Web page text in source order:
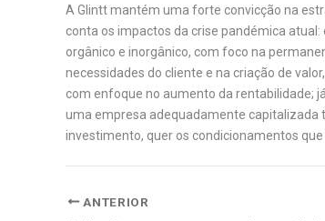
A Glintt mantém uma forte convicção na
conta os impactos da crise pandémica
orgânico e inorgânico, com foco na
necessidades do cliente e na criação de
com enfoque no aumento da rentabilidade;
uma empresa adequadamente capitalizada
investimento, quer os condicionamentos
ANTERIOR